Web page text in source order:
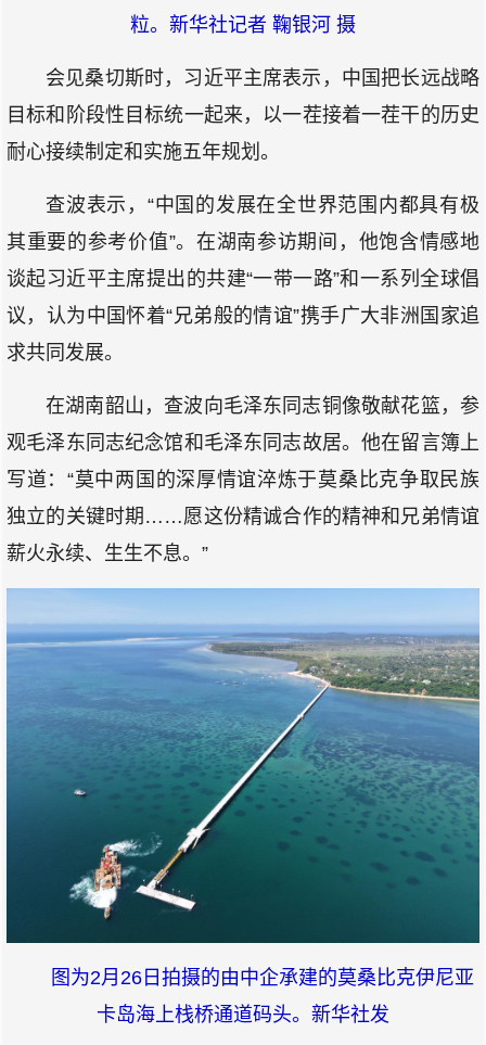
粒。新华社记者 鞠银河 摄
会见桑切斯时，习近平主席表示，中国把长远战略
目标和阶段性目标统一起来，以一茬接着一茬干的历史
耐心接续制定和实施五年规划。
查波表示，“中国的发展在全世界范围内都具有极
其重要的参考价值”。在湖南参访期间，他饱含情感地
谈起习近平主席提出的共建“一带一路”和一系列全球倡
议，认为中国怀着“兄弟般的情谊”携手广大非洲国家追
求共同发展。
在湖南韶山，查波向毛泽东同志铜像敬献花篮，参
观毛泽东同志纪念馆和毛泽东同志故居。他在留言簿上
写道：“莫中两国的深厚情谊淬炼于莫桑比克争取民族
独立的关键时期……愿这份精诚合作的精神和兄弟情谊
薪火永续、生生不息。”
图为2月26日拍摄的由中企承建的莫桑比克伊尼亚
卡岛海上栈桥通道码头。新华社发